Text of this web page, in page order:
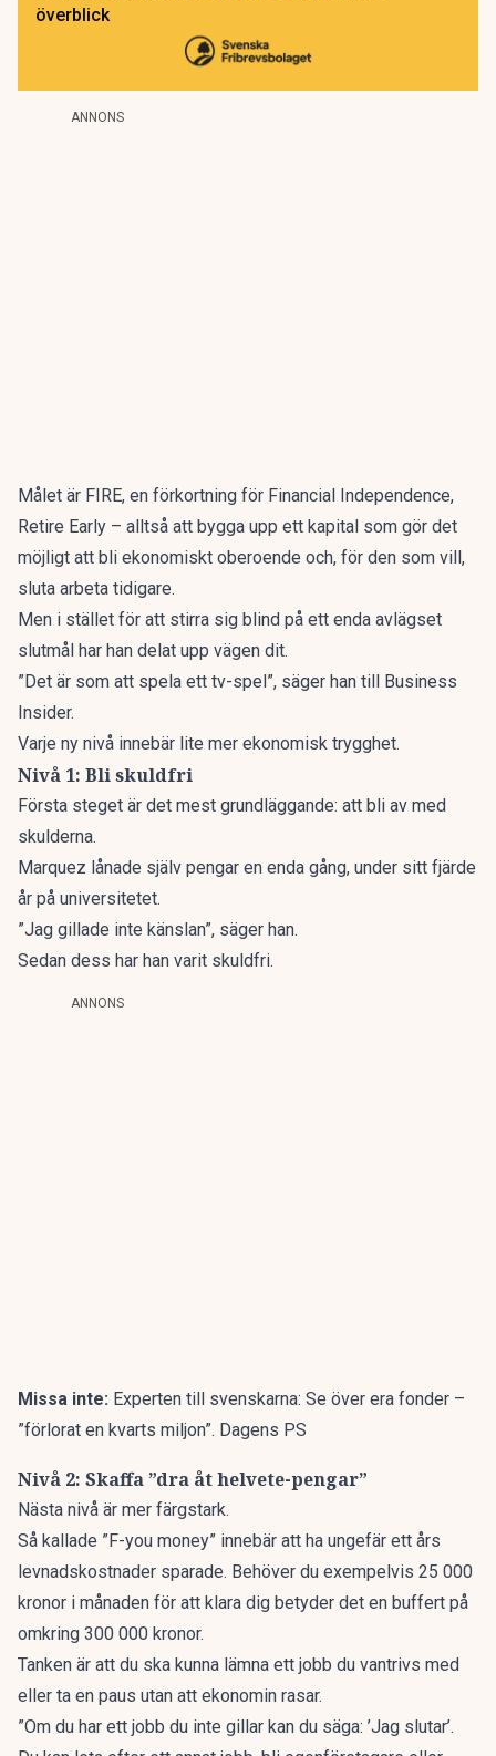
överblick
ANNONS
Målet är FIRE, en förkortning för Financial Independence,
Retire Early – alltså att bygga upp ett kapital som gör det
möjligt att bli ekonomiskt oberoende och, för den som vill,
sluta arbeta tidigare.
Men i stället för att stirra sig blind på ett enda avlägset
slutmål har han delat upp vägen dit.
”Det är som att spela ett tv-spel”, säger han till Business
Insider.
Varje ny nivå innebär lite mer ekonomisk trygghet.
Nivå 1: Bli skuldfri
Första steget är det mest grundläggande: att bli av med
skulderna.
Marquez lånade själv pengar en enda gång, under sitt fjärde
år på universitetet.
”Jag gillade inte känslan”, säger han.
Sedan dess har han varit skuldfri.
ANNONS
Missa inte: Experten till svenskarna: Se över era fonder –
”förlorat en kvarts miljon”. Dagens PS
Nivå 2: Skaffa ”dra åt helvete-pengar”
Nästa nivå är mer färgstark.
Så kallade ”F-you money” innebär att ha ungefär ett års
levnadskostnader sparade. Behöver du exempelvis 25 000
kronor i månaden för att klara dig betyder det en buffert på
omkring 300 000 kronor.
Tanken är att du ska kunna lämna ett jobb du vantrivs med
eller ta en paus utan att ekonomin rasar.
”Om du har ett jobb du inte gillar kan du säga: ’Jag slutar’.